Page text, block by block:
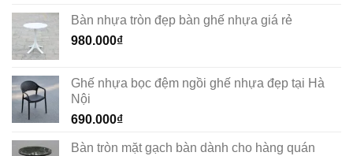
Bàn nhựa tròn đẹp bàn ghế nhựa giá rẻ
980.000₫
Ghế nhựa bọc đệm ngồi ghế nhựa đẹp tại Hà
Nội
690.000₫
Bàn tròn mặt gạch bàn dành cho hàng quán